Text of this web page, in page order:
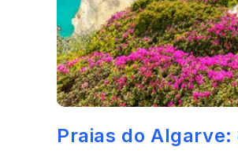
Praias do